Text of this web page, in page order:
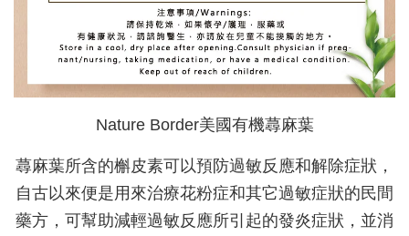
Nature Border美國有機蕁麻葉
蕁麻葉所含的槲皮素可以預防過敏反應和解除症狀，
自古以來便是用來治療花粉症和其它過敏症狀的民間
藥方，可幫助減輕過敏反應所引起的發炎症狀，並消